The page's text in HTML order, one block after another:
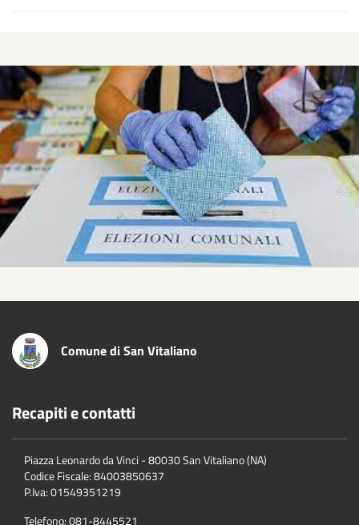
Comune di San Vitaliano
Recapiti e contatti
Piazza Leonardo da Vinci - 80030 San Vitaliano (NA)
Codice Fiscale:84003850637
P.Iva:01549351219
Telefono:081-8445521